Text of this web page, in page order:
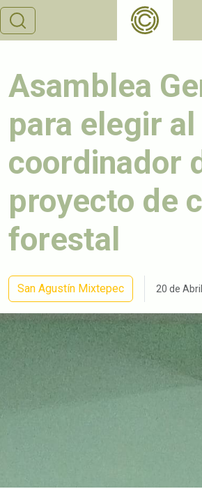
Asamblea
para elegir
coordinador
proyecto de
forestal
San Agustín Mixtepec 20 de